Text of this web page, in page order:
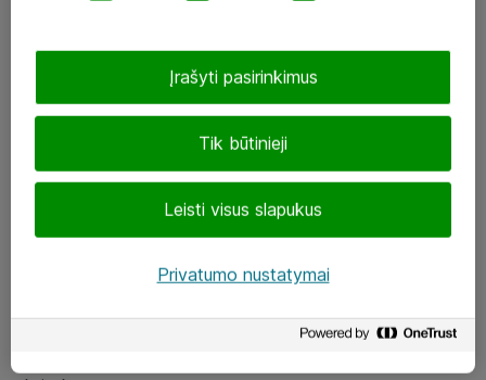
LinkedIn
Tik būtinieji
Leisti visus slapukus
Įrašyti pasirinkimus
Privatumo nustatymai